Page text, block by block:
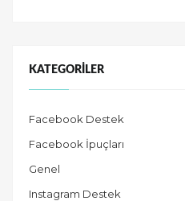
KATEGORILER
Facebook Destek
Facebook İpuçları
Genel
Instagram Destek